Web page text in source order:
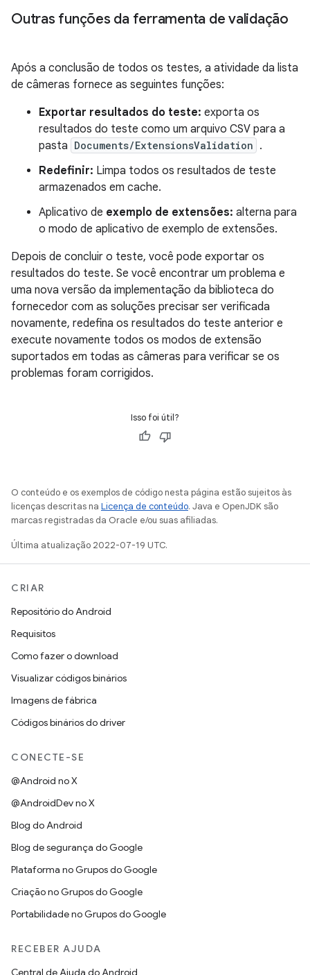
Outras funções da ferramenta de validação
Após a conclusão de todos os testes, a atividade da lista
de câmeras fornece as seguintes funções:
Exportar resultados do teste: exporta os
resultados do teste como um arquivo CSV para a
pasta Documents/ExtensionsValidation .
Redefinir: Limpa todos os resultados de teste
armazenados em cache.
Aplicativo de exemplo de extensões: alterna para
o modo de aplicativo de exemplo de extensões.
Depois de concluir o teste, você pode exportar os
resultados do teste. Se você encontrar um problema e
uma nova versão da implementação da biblioteca do
fornecedor com as soluções precisar ser verificada
novamente, redefina os resultados do teste anterior e
execute novamente todos os modos de extensão
suportados em todas as câmeras para verificar se os
problemas foram corrigidos.
Isso foi útil?
O conteúdo e os exemplos de código nesta página estão sujeitos às
licenças descritas na Licença de conteúdo. Java e OpenJDK são
marcas registradas da Oracle e/ou suas afiliadas.
Última atualização 2022-07-19 UTC.
CRIAR
Repositório do Android
Requisitos
Como fazer o download
Visualizar códigos binários
Imagens de fábrica
Códigos binários do driver
CONECTE-SE
@Android no X
@AndroidDev no X
Blog do Android
Blog de segurança do Google
Plataforma no Grupos do Google
Criação no Grupos do Google
Portabilidade no Grupos do Google
RECEBER AJUDA
Central de Ajuda do Android